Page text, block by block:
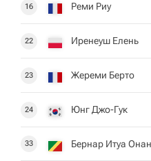
16 Реми Риу
22 Иренеуш Елень
23 Жереми Берто
24 Юнг Джо-Гук
33 Бернар Итуа